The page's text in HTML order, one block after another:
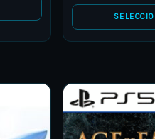
through